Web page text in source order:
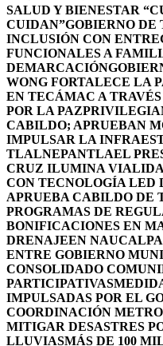
SALUD Y BIENESTAR
CUIDAN”GOBIERNO
INCLUSIÓN CON
FUNCIONALES A
DEMARCACIÓN
WONG FORTALECE LA
EN TECÁMAC A
POR LA PAZ
CABILDO; APRUEBAN
IMPULSAR LA
TLALNEPANTLAEL
CRUZ ILUMINA
CON TECNOLOGÍA LED
APRUEBA CABILDO DE
PROGRAMAS DE
BONIFICACIONES EN
DRENAJEEN
ENTRE GOBIERNO
CONSOLIDADO
PARTICIPATIVAS
IMPULSADAS POR EL
COORDINACIÓN
MITIGAR DESASTRES
LLUVIASMÁS DE 100